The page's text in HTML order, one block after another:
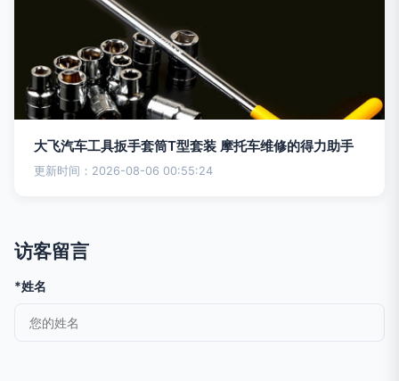
大飞汽车工具扳手套筒T型套装 摩托车维修的得力助手
更新时间：2026-08-06 00:55:24
访客留言
*姓名